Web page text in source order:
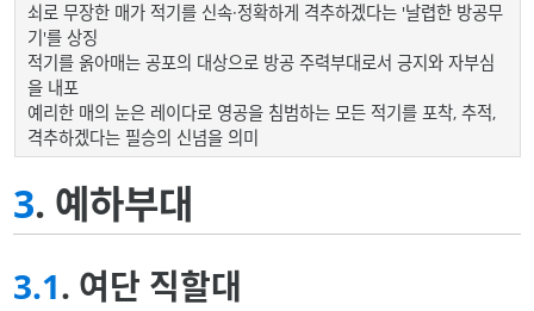
쇠로 무장한 매가 적기를 신속·정확하게 격추하겠다는 '날렵한 방공무
기'를 상징
적기를 옭아매는 공포의 대상으로 방공 주력부대로서 긍지와 자부심
을 내포
예리한 매의 눈은 레이다로 영공을 침범하는 모든 적기를 포착, 추적,
격추하겠다는 필승의 신념을 의미
3. 예하부대
3.1. 여단 직할대